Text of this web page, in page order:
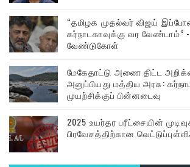
“தமிழக முதல்வர் விஜய்
கர்நாடகாவுக்கு வர வேண்டாம்” -
வேண்டுகோள்
மேகேதாட்டு அணை திட்ட
அனுப்பியது மத்திய அரசு:
முயற்சிக்குப் பின்னடைவு
2025 உயர்தர பரீட்சையின்
பிரவேசத்திற்கான